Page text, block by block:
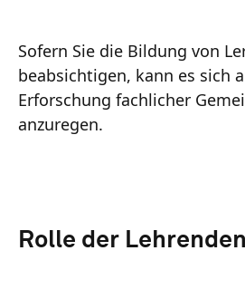
Sofern Sie die Bildung von
beabsichtigen, kann es sich
Erforschung fachlicher
anzuregen.
Rolle der Lehrenden